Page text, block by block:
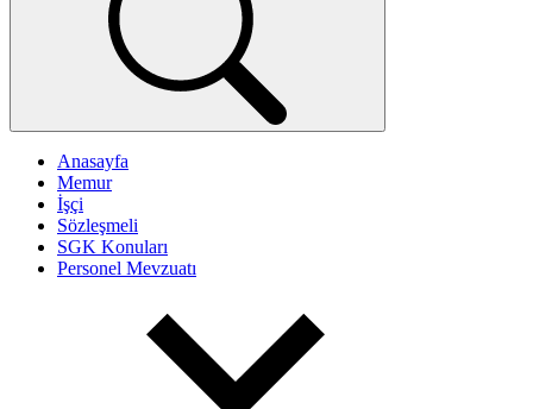
Anasayfa
Memur
İşçi
Sözleşmeli
SGK Konuları
Personel Mevzuatı